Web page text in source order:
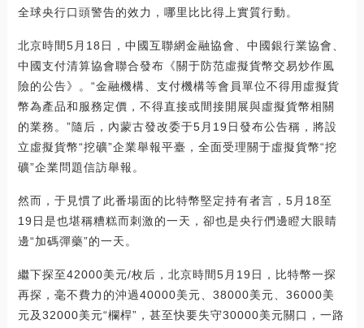
全球央行口頭警告的效力，哪里比比得上實質行動。
北京時間5月18日，中國互聯網金融協會、中國銀行業協會、
中國支付清算協會聯合發布《關于防范虛擬貨幣交易炒作風
險的公告》。“金融機構、支付機構等會員單位不得用虛擬貨
幣為產品和服務定價，不得直接或間接開展與虛擬貨幣相關
的業務。”隨后，內蒙古發改委于5月19日發布公告稱，將設
立虛擬貨幣“挖礦”企業舉報平臺，全面受理關于虛擬貨幣“挖
礦”企業問題信訪舉報。
然而，于見慣了此番場面的比特幣堅定持有者言，5月18至
19日是也堪稱糟糕而刺激的一天，卻也是央行們邊瞪大眼睛
邊“加碼彈藥”的一天。
繼下探至42000美元/枚后，北京時間5月19日，比特幣一探
再探，毫不費力的沖過40000美元、38000美元、36000美
元及32000美元“欄桿”，甚至快要失守30000美元關口，一路